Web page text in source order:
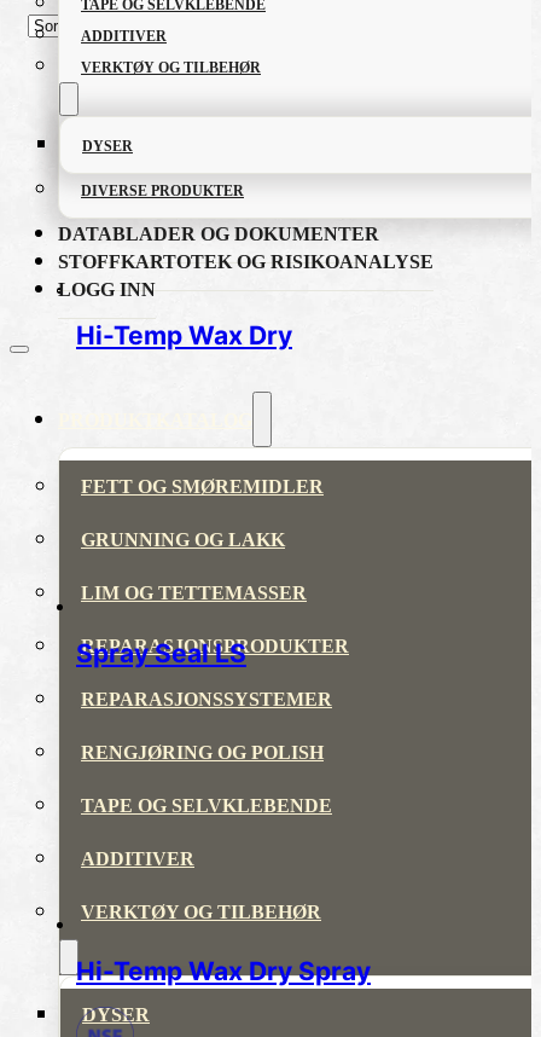
TAPE OG SELVKLEBENDE
ADDITIVER
VERKTØY OG TILBEHØR
DYSER
DIVERSE PRODUKTER
DATABLADER OG DOKUMENTER
STOFFKARTOTEK OG RISIKOANALYSE
LOGG INN
FETT OG SMØREMIDLER
GRUNNING OG LAKK
LIM OG TETTEMASSER
REPARASJONSPRODUKTER
REPARASJONSSYSTEMER
RENGJØRING OG POLISH
TAPE OG SELVKLEBENDE
ADDITIVER
VERKTØY OG TILBEHØR
DYSER
etter
Hi-Temp Wax Dry
Spray Seal LS
Hi-Temp Wax Dry Spray